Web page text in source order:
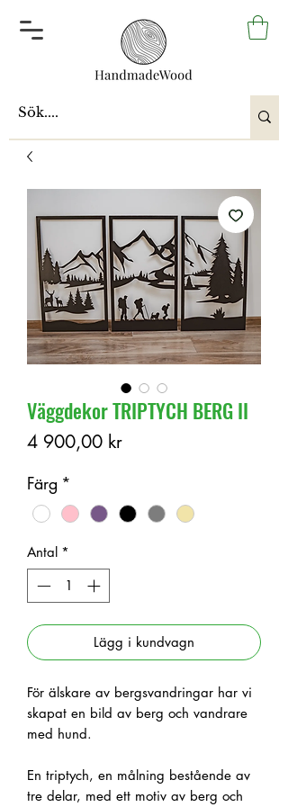
Väggdekor TRIPTYCH BERG II
4 900,00 krPris
Färg *
Antal *
Lägg i kundvagn
För älskare av bergsvandringar har vi
skapat en bild av berg och vandrare
med hund.
En triptych, en målning bestående av
tre delar, med ett motiv av berg och